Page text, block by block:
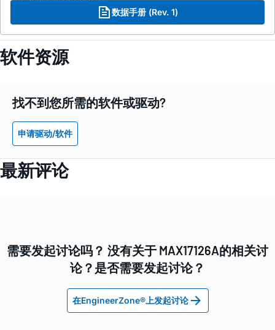
数据手册 (Rev. 1)
软件资源
找不到您所需的软件或驱动?
申请驱动/软件
最新评论
需要发起讨论吗？ 没有关于 MAX17126A的相关讨
论？是否需要发起讨论？
在EngineerZone®上发起讨论